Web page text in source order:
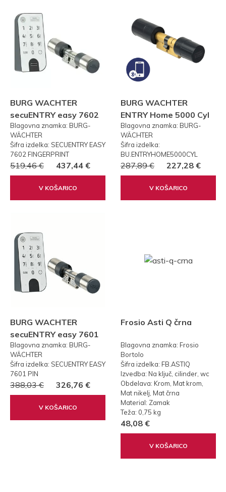
BURG WACHTER
secuENTRY easy 7602
FP PRSTNI ODTIS
Blagovna znamka: BURG-
WÄCHTER
Šifra izdelka: SECUENTRY EASY
7602 FINGERPRINT
519,46 € 437,44 €
V KOŠARICO
BURG WACHTER
ENTRY Home 5000 Cyl
Blagovna znamka: BURG-
WÄCHTER
Šifra izdelka:
BU.ENTRYHOME5000CYL
287,89 € 227,28 €
V KOŠARICO
BURG WACHTER
secuENTRY easy 7601
PIN KODA
Blagovna znamka: BURG-
WÄCHTER
Šifra izdelka: SECUENTRY EASY
7601 PIN
388,03 € 326,76 €
V KOŠARICO
Frosio Asti Q črna
Blagovna znamka: Frosio
Bortolo
Šifra izdelka: FB.ASTIQ
Izvedba: Na ključ, cilinder, wc
Obdelava: Krom, Mat krom,
Mat nikelj, Mat črna
Material: Zamak
Teža: 0,75 kg
48,08 €
V KOŠARICO